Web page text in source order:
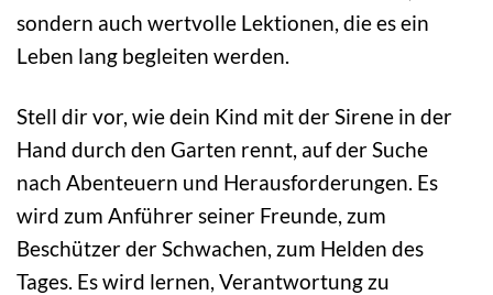
sondern auch wertvolle Lektionen, die es ein
Leben lang begleiten werden.
Stell dir vor, wie dein Kind mit der Sirene in der
Hand durch den Garten rennt, auf der Suche
nach Abenteuern und Herausforderungen. Es
wird zum Anführer seiner Freunde, zum
Beschützer der Schwachen, zum Helden des
Tages. Es wird lernen, Verantwortung zu